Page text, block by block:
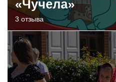
«Чучела»
3 отзыва